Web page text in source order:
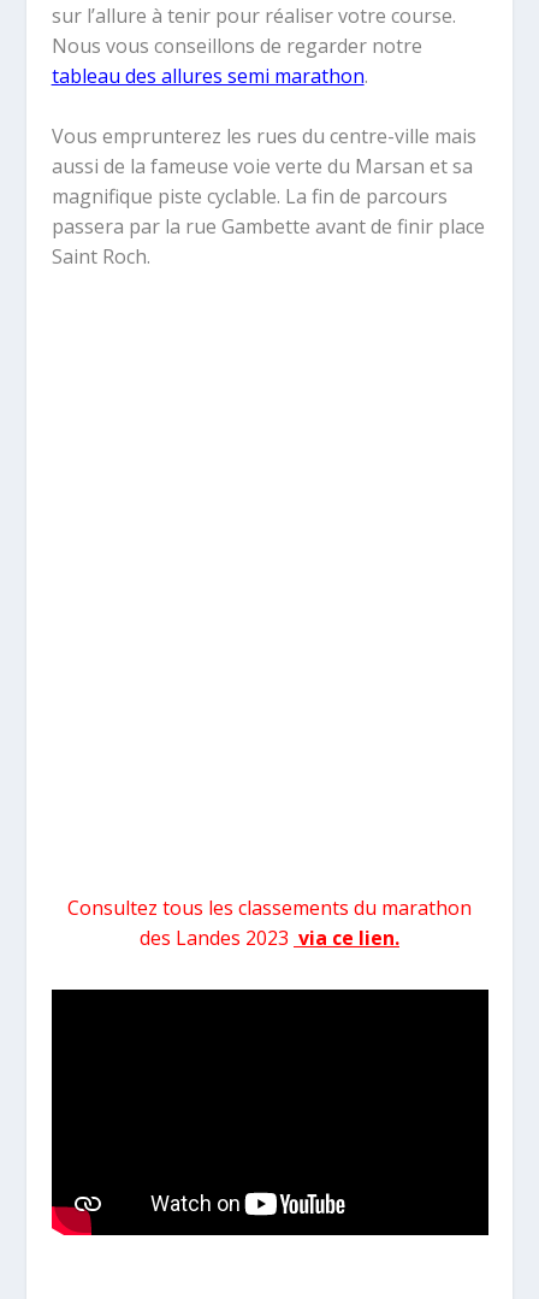
sur l’allure à tenir pour réaliser votre course.
Nous vous conseillons de regarder notre
tableau des allures semi marathon.
Vous emprunterez les rues du centre-ville mais
aussi de la fameuse voie verte du Marsan et sa
magnifique piste cyclable. La fin de parcours
passera par la rue Gambette avant de finir place
Saint Roch.
Consultez tous les classements du marathon
des Landes 2023 via ce lien.